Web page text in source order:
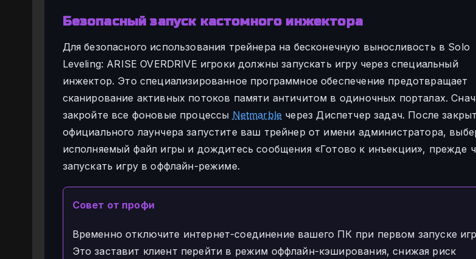
Безопасный запуск кастомного инжектора
Для безопасного использования трейнера на бесконечную выносливость в Solo
Leveling: ARISE OVERDRIVE игроки должны запускать игру через специальный
инжектор. Это специализированное программное обеспечение предотвращает
сканирование активных потоков памяти античитом в одиночных порталах.
закройте все фоновые процессы Netmarble через Диспетчер задач. После
официального лаунчера запустите ваш трейнер от имени администратора,
исполняемый файл игры и дождитесь сообщения «Готово к инъекции», прежде
запускать игру в оффлайн-режиме.
Совет от профи
Временно отключите интернет-соединение вашего ПК при первом запуске
Это заставит клиент перейти в режим оффлайн-кэширования, снижая риск